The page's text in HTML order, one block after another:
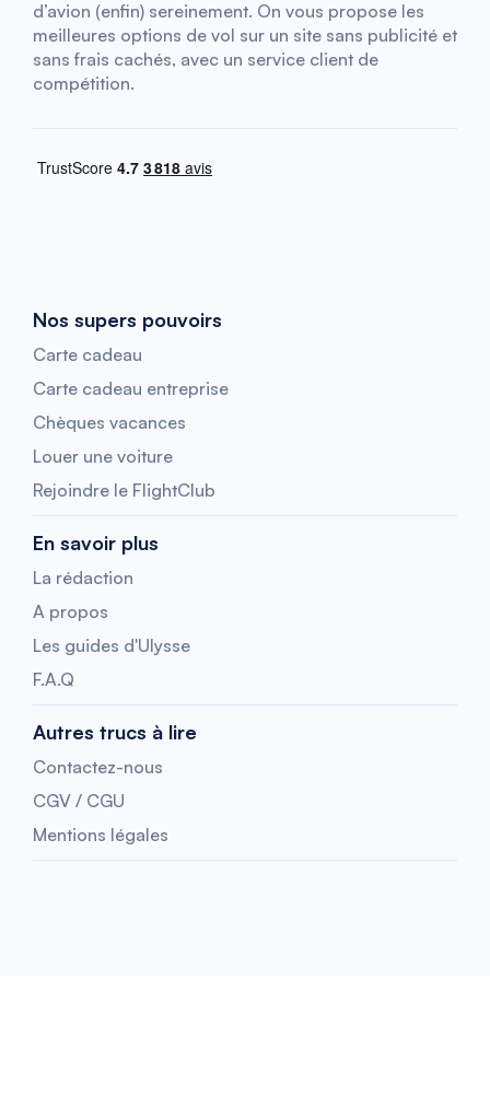
d’avion (enfin) sereinement. On vous propose les
meilleures options de vol sur un site sans publicité et
sans frais cachés, avec un service client de
compétition.
Nos supers pouvoirs
Carte cadeau
Carte cadeau entreprise
Chèques vacances
Louer une voiture
Rejoindre le FlightClub
En savoir plus
La rédaction
A propos
Les guides d'Ulysse
F.A.Q
Autres trucs à lire
Contactez-nous
CGV / CGU
Mentions légales